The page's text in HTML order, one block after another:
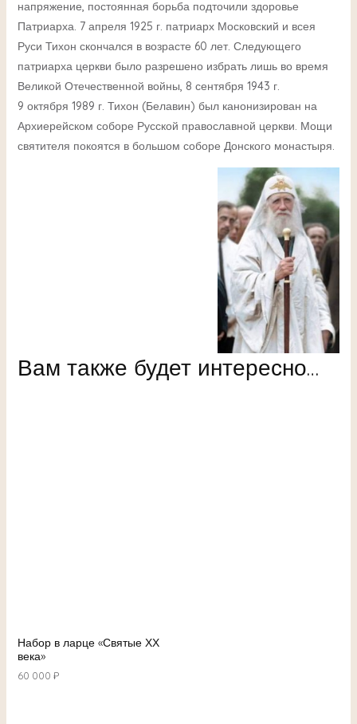
напряжение, постоянная борьба подточили здоровье
Патриарха. 7 апреля 1925 г. патриарх Московский и всея
Руси Тихон скончался в возрасте 60 лет. Следующего
патриарха церкви было разрешено избрать лишь во время
Великой Отечественной войны, 8 сентября 1943 г.
9 октября 1989 г. Тихон (Белавин) был канонизирован на
Архиерейском соборе Русской православной церкви. Мощи
святителя покоятся в большом соборе Донского монастыря.
Вам также будет интересно…
Набор в ларце «Святые ХХ
века»
60 000 ₽